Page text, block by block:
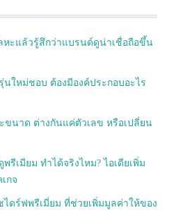
ะแล้วรู้สึกว่าแบรนด์ดูน่าเชื่อถือขึ้น
ใหม่ชอบ ต้องมีองค์ประกอบอะไร
นาด ต่างกันแค่ตัวเลข หรือเปลี่ยน
เมียม ทำได้จริงไหม? ไอเดียเพิ่ม
กจ
ไดร์ฟพรีเมี่ยม ที่ช่วยเพิ่มมูลค่าให้ของ